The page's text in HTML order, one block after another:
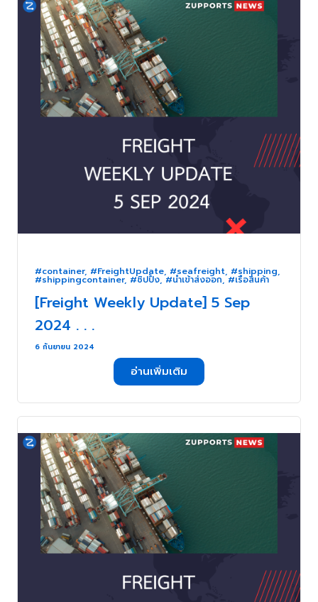
#container, #FreightUpdate, #seafreight, #shipping,
#shippingcontainer, #ชิปปิ้ง,#นำเข้าส่งออก,#เรือสินค้า
[Freight Weekly Update] 5 Sep
2024 . . .
6 กันยายน 2024
อ่านเพิ่มเติม